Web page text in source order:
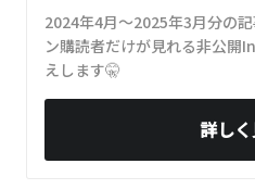
2024年4月～2025年3月分の
ン購読者だけが見れる非公開
えします🤫
詳し